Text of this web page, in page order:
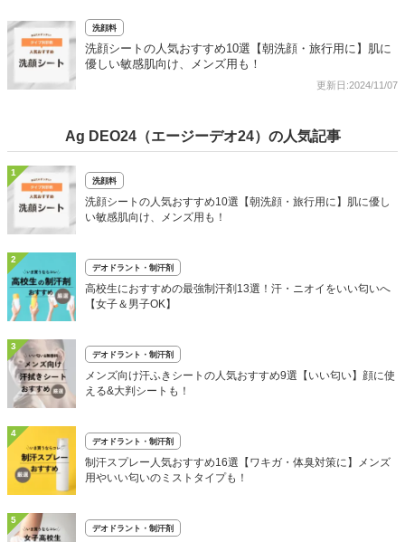
洗顔料
洗顔シートの人気おすすめ10選【朝洗顔・旅行用に】肌に
優しい敏感肌向け、メンズ用も！
更新日:2024/11/07
Ag DEO24（エージーデオ24）の人気記事
1
洗顔料
洗顔シートの人気おすすめ10選【朝洗顔・旅行用に】肌に優し
い敏感肌向け、メンズ用も！
2
デオドラント・制汗剤
高校生におすすめの最強制汗剤13選！汗・ニオイをいい匂いへ
【女子＆男子OK】
3
デオドラント・制汗剤
メンズ向け汗ふきシートの人気おすすめ9選【いい匂い】顔に使
える&大判シートも！
4
デオドラント・制汗剤
制汗スプレー人気おすすめ16選【ワキガ・体臭対策に】メンズ
用やいい匂いのミストタイプも！
5
デオドラント・制汗剤